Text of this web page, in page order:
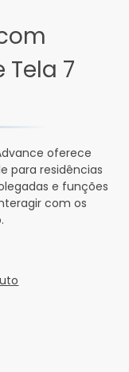
Tela 7
oferece
para residências
e funções
com os